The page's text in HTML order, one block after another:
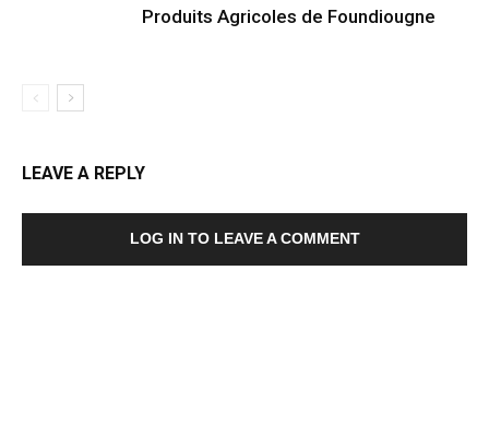
Produits Agricoles de Foundiougne
LEAVE A REPLY
LOG IN TO LEAVE A COMMENT